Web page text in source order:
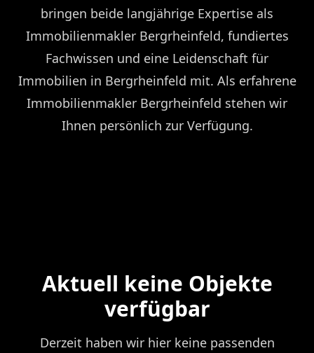
bringen beide langjährige Expertise als
Immobilienmakler Bergrheinfeld, fundiertes
Fachwissen und eine Leidenschaft für
Immobilien in Bergrheinfeld mit. Als erfahrene
Immobilienmakler Bergrheinfeld stehen wir
Ihnen persönlich zur Verfügung.
Aktuell keine Objekte
verfügbar
Derzeit haben wir hier keine passenden